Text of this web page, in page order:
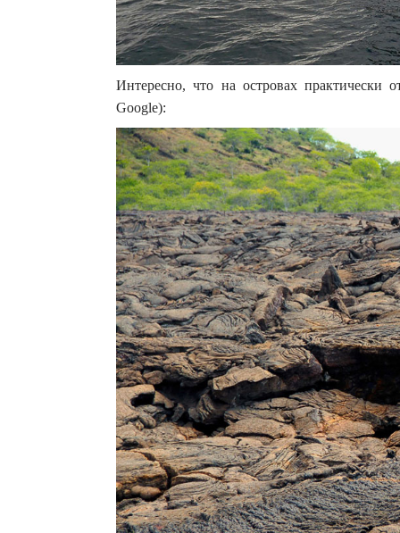
Интересно, что на островах практически
Google):